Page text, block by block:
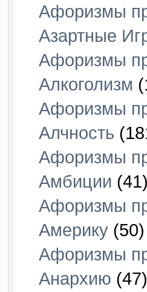
Афоризмы
Азартные
Афоризмы
Алкоголизм
Афоризмы
Алчность
Афоризмы
Амбиции
Афоризмы
Америку (50)
Афоризмы
Анархию (47)